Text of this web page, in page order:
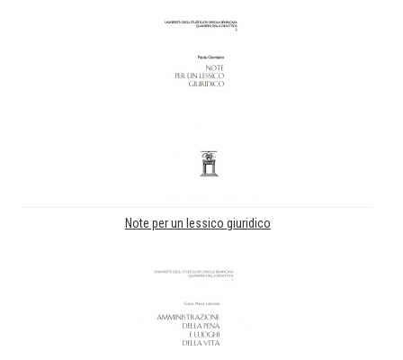
Note per un lessico giuridico